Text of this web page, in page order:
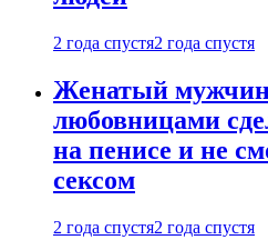
2 года спустя2 года спустя
Женатый
любовницами
на пенисе и не
сексом
2 года спустя2 года спустя